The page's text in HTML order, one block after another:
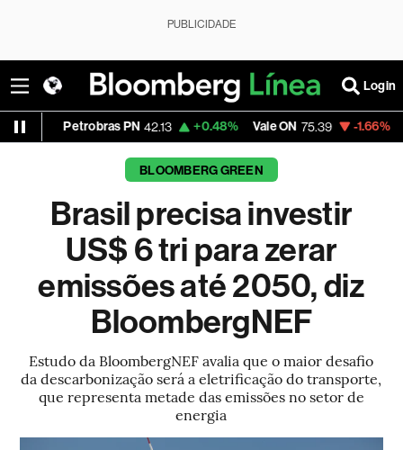
PUBLICIDADE
Login
PN 42.13 +0.48% Vale ON 75.39 -1.66% Itaú PN 41.83
BLOOMBERG GREEN
Brasil precisa investir
US$ 6 tri para zerar
emissões até 2050, diz
BloombergNEF
Estudo da BloombergNEF avalia que o maior desafio
da descarbonização será a eletrificação do transporte,
que representa metade das emissões no setor de
energia